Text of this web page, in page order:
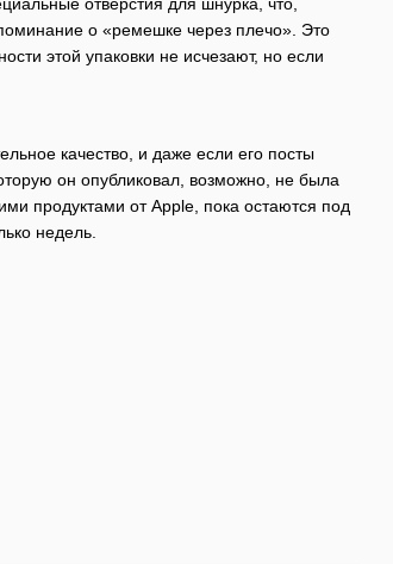
о «ремешке через плечо». Это
этой упаковки не исчезают, но если
качество, и даже если его посты
он опубликовал, возможно, не была
продуктами от Apple, пока остаются под
недель.